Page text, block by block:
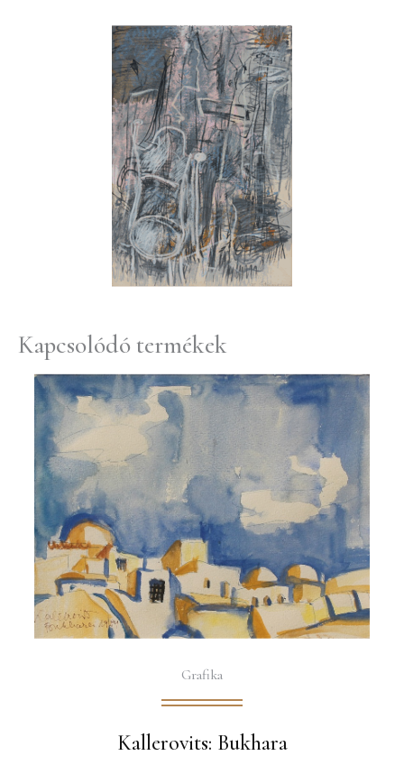
Kapcsolódó termékek
Grafika
Kallerovits: Bukhara